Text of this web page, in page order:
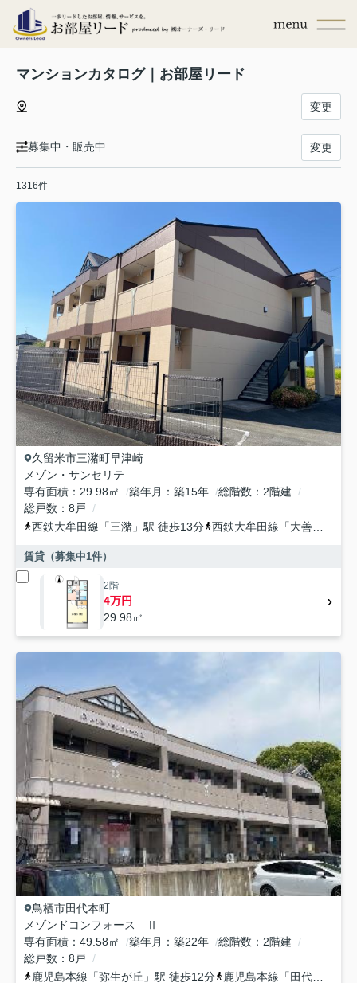
マンションカタログ｜お部屋リード
変更
募集中・販売中 変更
1316件
久留米市三潴町早津崎
メゾン・サンセリテ
専有面積
29.98㎡ 築年月 築15年 総階数
2階建
総戸数
8戸
西鉄大牟田線 「三潴 」駅 徒歩13分 西鉄大牟田線 「大善寺
賃貸（募集中1件）
2階
4万円
29.98㎡
鳥栖市田代本町
メゾンドコンフォース Ⅱ
専有面積
49.58㎡ 築年月 築22年 総階数
2階建
総戸数
8戸
鹿児島本線 「弥生が丘 」駅 徒歩12分 鹿児島本線 「 田代